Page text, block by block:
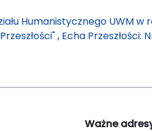
Humanistycznego UWM w
, Echa Przeszłości:
Ważne